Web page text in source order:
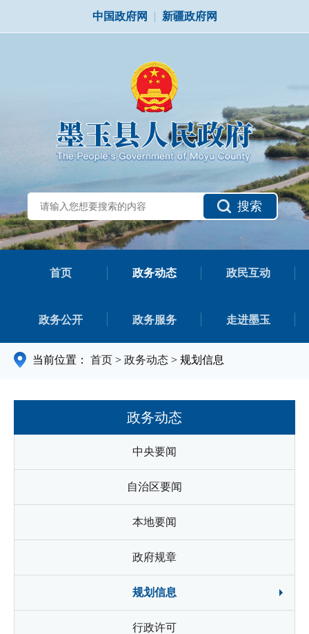
中国政府网 | 新疆政府网
搜索
首页 政务动态 政民互动
政务公开 政务服务 走进墨玉
当前位置： 首页 > 政务动态 > 规划信息
政务动态
中央要闻
自治区要闻
本地要闻
政府规章
规划信息
行政许可